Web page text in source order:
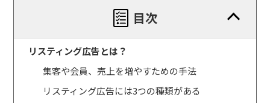
目次
リスティング広告とは？
集客や会員、売上を増やすための手法
リスティング広告には3つの種類がある